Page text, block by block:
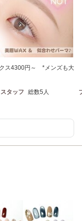
ス4300円～ *メンズも大
スタッフ 総数5人